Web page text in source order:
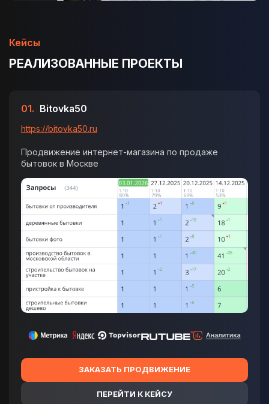
Кейсы
РЕАЛИЗОВАННЫЕ ПРОЕКТЫ
01. Bitovka50
https://bitovka50.ru
Продвижение интернет-магазина по продаже
бытовок в Москве
ЗАКАЗАТЬ ПРОДВИЖЕНИЕ
ПЕРЕЙТИ К КЕЙСУ